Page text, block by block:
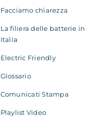
Facciamo chiarezza
La filiera delle batterie in
Italia
Electric Friendly
Glossario
Comunicati Stampa
Playlist Video